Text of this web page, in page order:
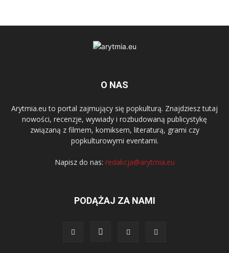
O NAS
Arytmia.eu to portal zajmujący się popkulturą. Znajdziesz tutaj
nowości, recenzje, wywiady i rozbudowaną publicystykę
związaną z filmem, komiksem, literaturą, grami czy
popkulturowymi eventami.
Napisz do nas: redakcja@arytmia.eu
PODĄŻAJ ZA NAMI